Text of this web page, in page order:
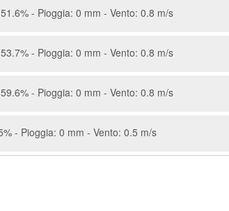
- Pioggia: 0 mm - Vento: 0.8 m/s
- Pioggia: 0 mm - Vento: 0.8 m/s
- Pioggia: 0 mm - Vento: 0.8 m/s
- Pioggia: 0 mm - Vento: 0.5 m/s